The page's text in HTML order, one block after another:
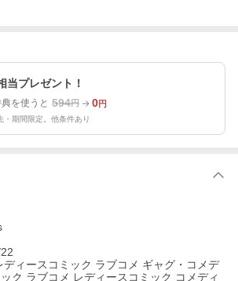
当プレゼント！
を使うと 594円 0円
・期間限定。他条件あり
ディースコミック ラブコメ ギャグ・コメデ
ク ラブコメ レディースコミック コメディ